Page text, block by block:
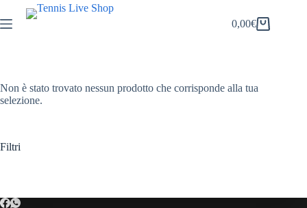
al
contenuto
Carrello
0,00€
Non è stato trovato nessun prodotto che corrisponde alla tua
selezione.
Filtri